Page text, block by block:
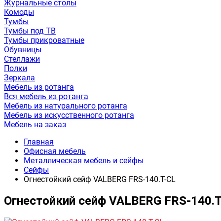
Журнальные столы
Комоды
Тумбы
Тумбы под ТВ
Тумбы прикроватные
Обувницы
Стеллажи
Полки
Зеркала
Мебель из ротанга
Вся мебель из ротанга
Мебель из натурального ротанга
Мебель из искусственного ротанга
Мебель на заказ
Главная
Офисная мебель
Металлическая мебель и сейфы
Сейфы
Огнестойкий сейф VALBERG FRS-140.T-CL
Огнестойкий сейф VALBERG FRS-